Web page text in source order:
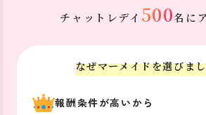
チャットレデイ 500名に
なぜマーメイドを選びま
報酬条件が高いから